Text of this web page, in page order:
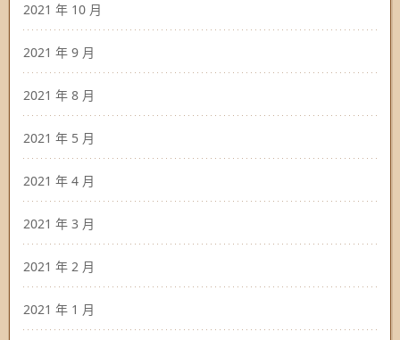
2021 年 10 月
2021 年 9 月
2021 年 8 月
2021 年 5 月
2021 年 4 月
2021 年 3 月
2021 年 2 月
2021 年 1 月